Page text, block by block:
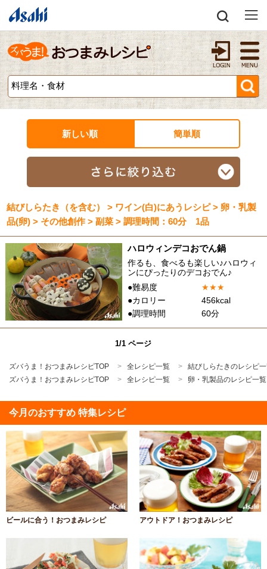
新しい順 簡単順
結びしらたき（を含む） > ワイン(白)にあうレシピ > 卵・乳製
品(卵) > その他創作 > 副菜 > 調理時間：60分 1品
ハロウィンデコおでん鍋
作るも、食べるも楽しい♪ハロウィ
ンにぴったりのデコおでん♪
●難易度
★★★
●カロリー
456kcal
●調理時間
60分
1/1 ページ
ズバうま！おつまみレシピTOP 全レシピ一覧
結びしらたきのレシピ
ズバうま！おつまみレシピTOP
全レシピ一覧 卵・乳製品のレシピ一覧
今月のおすすめ 特集レシピ
ビールに合う！おつまみレシピ アウトドア！おつまみレシピ